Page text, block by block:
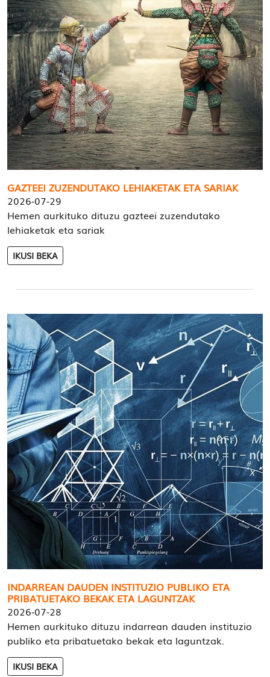
GAZTEEI ZUZENDUTAKO LEHIAKETAK ETA SARIAK
2026-07-29
Hemen aurkituko dituzu gazteei zuzendutako
lehiaketak eta sariak
IKUSI BEKA
INDARREAN DAUDEN INSTITUZIO PUBLIKO ETA
PRIBATUETAKO BEKAK ETA LAGUNTZAK
2026-07-28
Hemen aurkituko dituzu indarrean dauden instituzio
publiko eta pribatuetako bekak eta laguntzak.
IKUSI BEKA